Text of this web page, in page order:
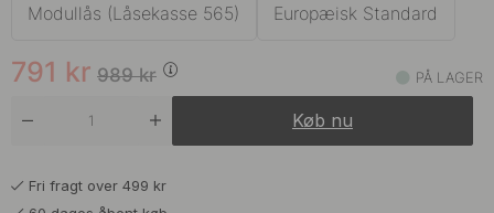
Rustfrit Stål Finish
Modullås (Låsekasse 565) Europæisk Standard
989kr
791 kr PÅ LAGER
Køb nu
Fri fragt over 499 kr